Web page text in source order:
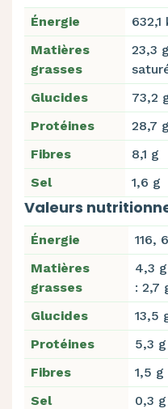
Énergie
Matières
grasses
23,3
Glucides
73,2
Protéines
28,7 g
Fibres
8,1 g
Sel
1,6 g
Valeurs
Énergie
116,
Matières
grasses
4,3
: 2,7
Glucides
13,5
Protéines
5,3 g
Fibres
1,5 g
Sel
0,3 g